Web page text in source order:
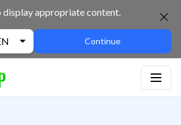
display appropriate content.
Continue